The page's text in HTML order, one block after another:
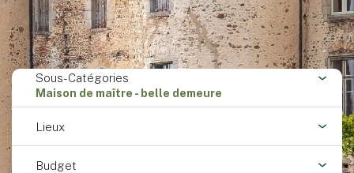
Sous-Catégories
Maison de maître - belle demeure
Lieux
Budget